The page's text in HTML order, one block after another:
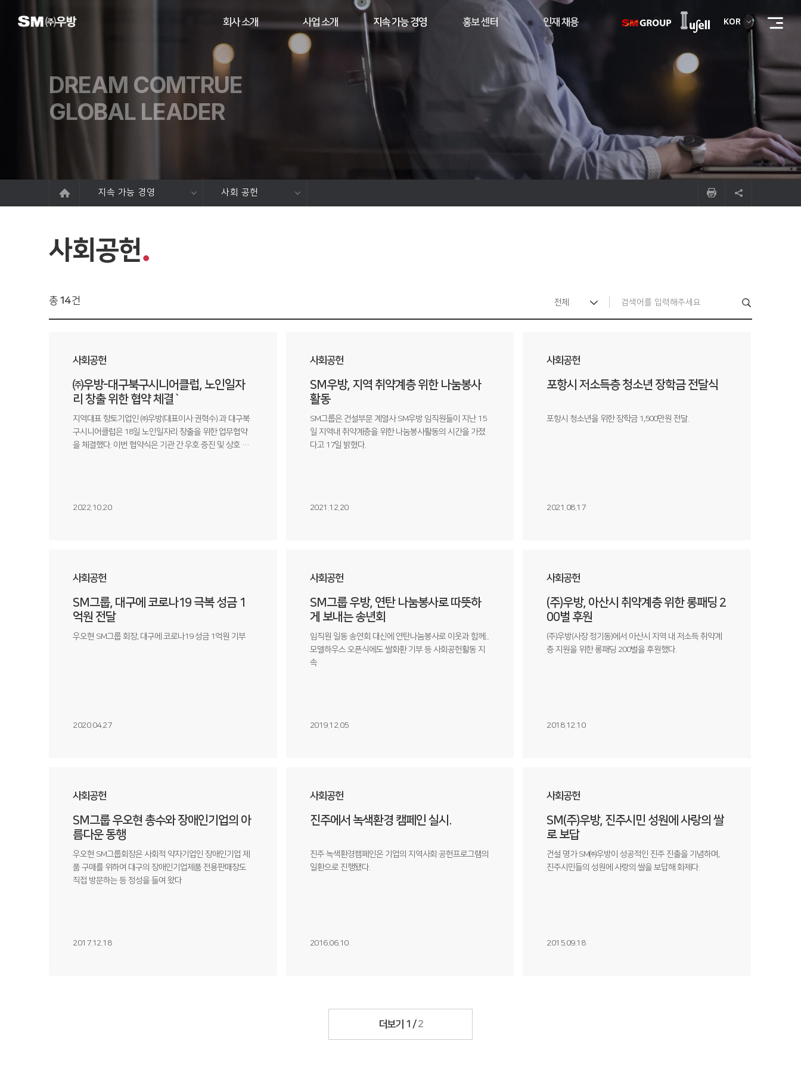
KOR
회사 소개 사업 소개 지속 가능 경영 홍보 센터 인재 채용
DREAM COMTRUE
GLOBAL LEADER
지속 가능 경영 사회 공헌
사회공헌
전체
총 14 건
사회공헌
㈜우방-대구북구시니어클럽, 노인일자
리 창출 위한 협약 체결`
지역대표 향토기업인 ㈜우방(대표이사 권혁수) 과 대구북
구시니어클럽은 18일 노인일자리 창출을 위한 업무협약
을 체결했다. 이번 협약식은 기관 간 우호 증진 및 상호 협
2022.10.20
사회공헌
SM우방, 지역 취약계층 위한 나눔봉사
활동
SM그룹은 건설부문 계열사 SM우방 임직원들이 지난 15
일 지역내 취약계층을 위한 나눔봉사활동의 시간을 가졌
다고 17일 밝혔다.
2021.12.20
사회공헌
포항시 저소득층 청소년 장학금 전달식
포항시 청소년을 위한 장학금 1,500만원 전달.
2021.08.17
사회공헌
SM그룹, 대구에 코로나19 극복 성금 1
억원 전달
우오현 SM그룹 회장, 대구에 코로나19 성금 1억원 기부
2020.04.27
사회공헌
SM그룹 우방, 연탄 나눔봉사로 따뜻하
게 보내는 송년회
임직원 일동 송연회 대신에 연탄나눔봉사로 이웃과 함께...
모델하우스 오픈식에도 쌀화환 기부 등 사회공헌활동 지
속
2019.12.05
사회공헌
(주)우방, 아산시 취약계층 위한 롱패딩 2
00벌 후원
(주)우방(사장 정기동)에서 아산시 지역 내 저소득 취약계
층 지원을 위한 롱패딩 200벌을 후원했다.
2018.12.10
사회공헌
SM그룹 우오현 총수와 장애인기업의 아
름다운 동행
우오현 SM그룹회장은 사회적 약자기업인 장애인기업 제
품 구매를 위하여 대구의 장애인기업제품 전용판매장도
직접 방문하는 등 정성을 들여 왔다
2017.12.18
사회공헌
진주에서 녹색환경 캠페인 실시.
진주 녹색환경캠페인은 기업의 지역사회 공헌프로그램의
일환으로 진행됐다.
2016.06.10
사회공헌
SM(주)우방, 진주시민 성원에 사랑의 쌀
로 보답
건설 명가 SM㈜우방이 성공적인 진주 진출을 기념하며,
진주시민들의 성원에 사랑의 쌀을 보답해 화제다.
2015.09.18
더보기 1 / 2